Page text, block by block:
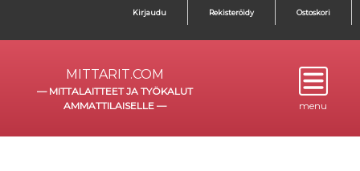
Kirjaudu Rekisteröidy Ostoskori
MITTARIT.COM
— MITTALAITTEET JA TYÖKALUT
AMMATTILAISELLE — menu